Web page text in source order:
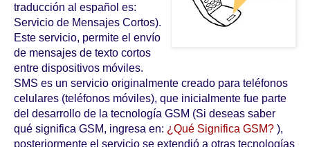
traducción al español es:
Servicio de Mensajes Cortos).
Este servicio, permite el envío
de mensajes de texto cortos
entre dispositivos móviles.
SMS es un servicio originalmente creado para teléfonos
celulares (teléfonos móviles), que inicialmente fue parte
del desarrollo de la tecnología GSM (Si deseas saber
qué significa GSM, ingresa en: ¿Qué Significa GSM? ),
posteriormente el servicio se extendió a otras tecnologías